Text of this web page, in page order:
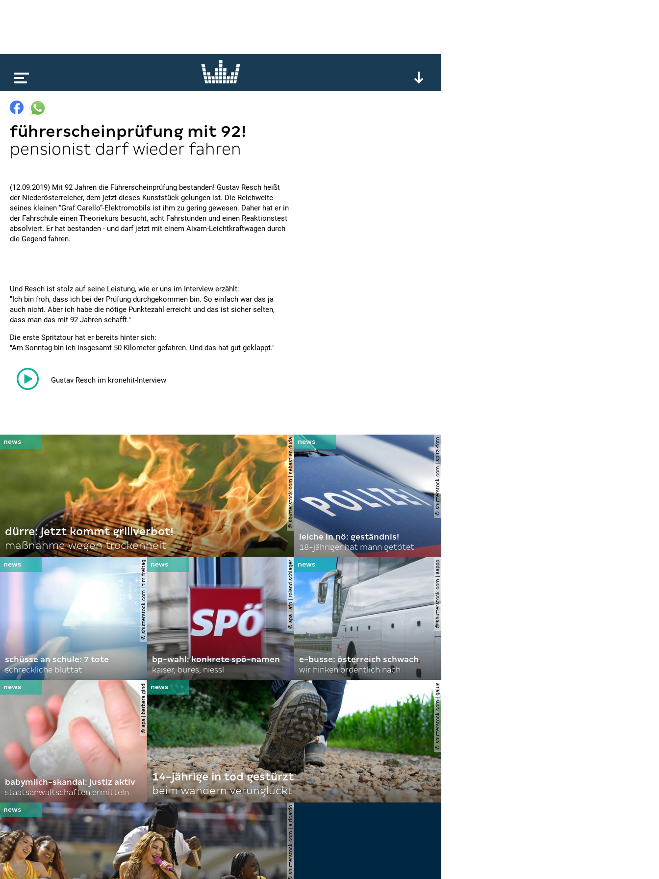
führerscheinprüfung mit 92!
pensionist darf wieder fahren
(12.09.2019) Mit 92 Jahren die Führerscheinprüfung bestanden! Gustav Resch heißt
der Niederösterreicher, dem jetzt dieses Kunststück gelungen ist. Die Reichweite
seines kleinen “Graf Carello“-Elektromobils ist ihm zu gering gewesen. Daher hat er in
der Fahrschule einen Theoriekurs besucht, acht Fahrstunden und einen Reaktionstest
absolviert. Er hat bestanden - und darf jetzt mit einem Aixam-Leichtkraftwagen durch
die Gegend fahren.
Und Resch ist stolz auf seine Leistung, wie er uns im Interview erzählt:
"Ich bin froh, dass ich bei der Prüfung durchgekommen bin. So einfach war das ja
auch nicht. Aber ich habe die nötige Punktezahl erreicht und das ist sicher selten,
dass man das mit 92 Jahren schafft."
Die erste Spritztour hat er bereits hinter sich:
"Am Sonntag bin ich insgesamt 50 Kilometer gefahren. Und das hat gut geklappt."
Gustav Resch im kronehit-Interview
© shutterstock.com | sebastian duda
dürre: jetzt kommt grillverbot!
maßnahme wegen trockenheit
© shutterstock.com | spitzi-foto
leiche in nö: geständnis!
18-jähriger hat mann getötet
© shutterstock.com | tim freitag
schüsse an schule: 7 tote
schreckliche bluttat
© apa | afp | roland schlager
bp-wahl: konkrete spö-namen
kaiser, bures, niessl
© shutterstock.com | aappp
e-busse: österreich schwach
wir hinken ordentlich nach
© apa | barbara gindl
babymilch-skandal: justiz aktiv
staatsanwaltschaften ermitteln
© shutterstock.com | gajus
14-jährige in tod gestürzt
beim wandern verunglückt
© shutterstock.com | a.ricardo